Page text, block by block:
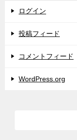
ログイン
投稿フィード
コメントフィード
WordPress.org